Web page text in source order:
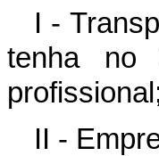
I -
tenha no
II -